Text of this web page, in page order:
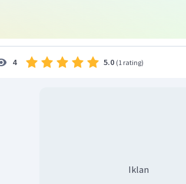
4 5.0 (1 rating)
Iklan